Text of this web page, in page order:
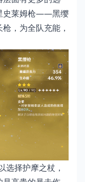
史莱姆枪——黑缨
，为全队充能，
选择护摩之杖，